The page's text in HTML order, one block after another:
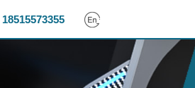
18515573355